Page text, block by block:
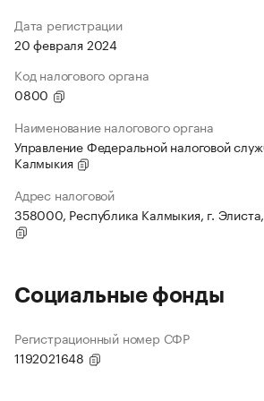
Дата регистрации
20 февраля 2024
Код налогового органа
0800
Наименование налогового органа
Управление Федеральной налоговой
Калмыкия
Адрес налоговой
358000, Республика Калмыкия, г.
Социальные фонды
Регистрационный номер СФР
1192021648